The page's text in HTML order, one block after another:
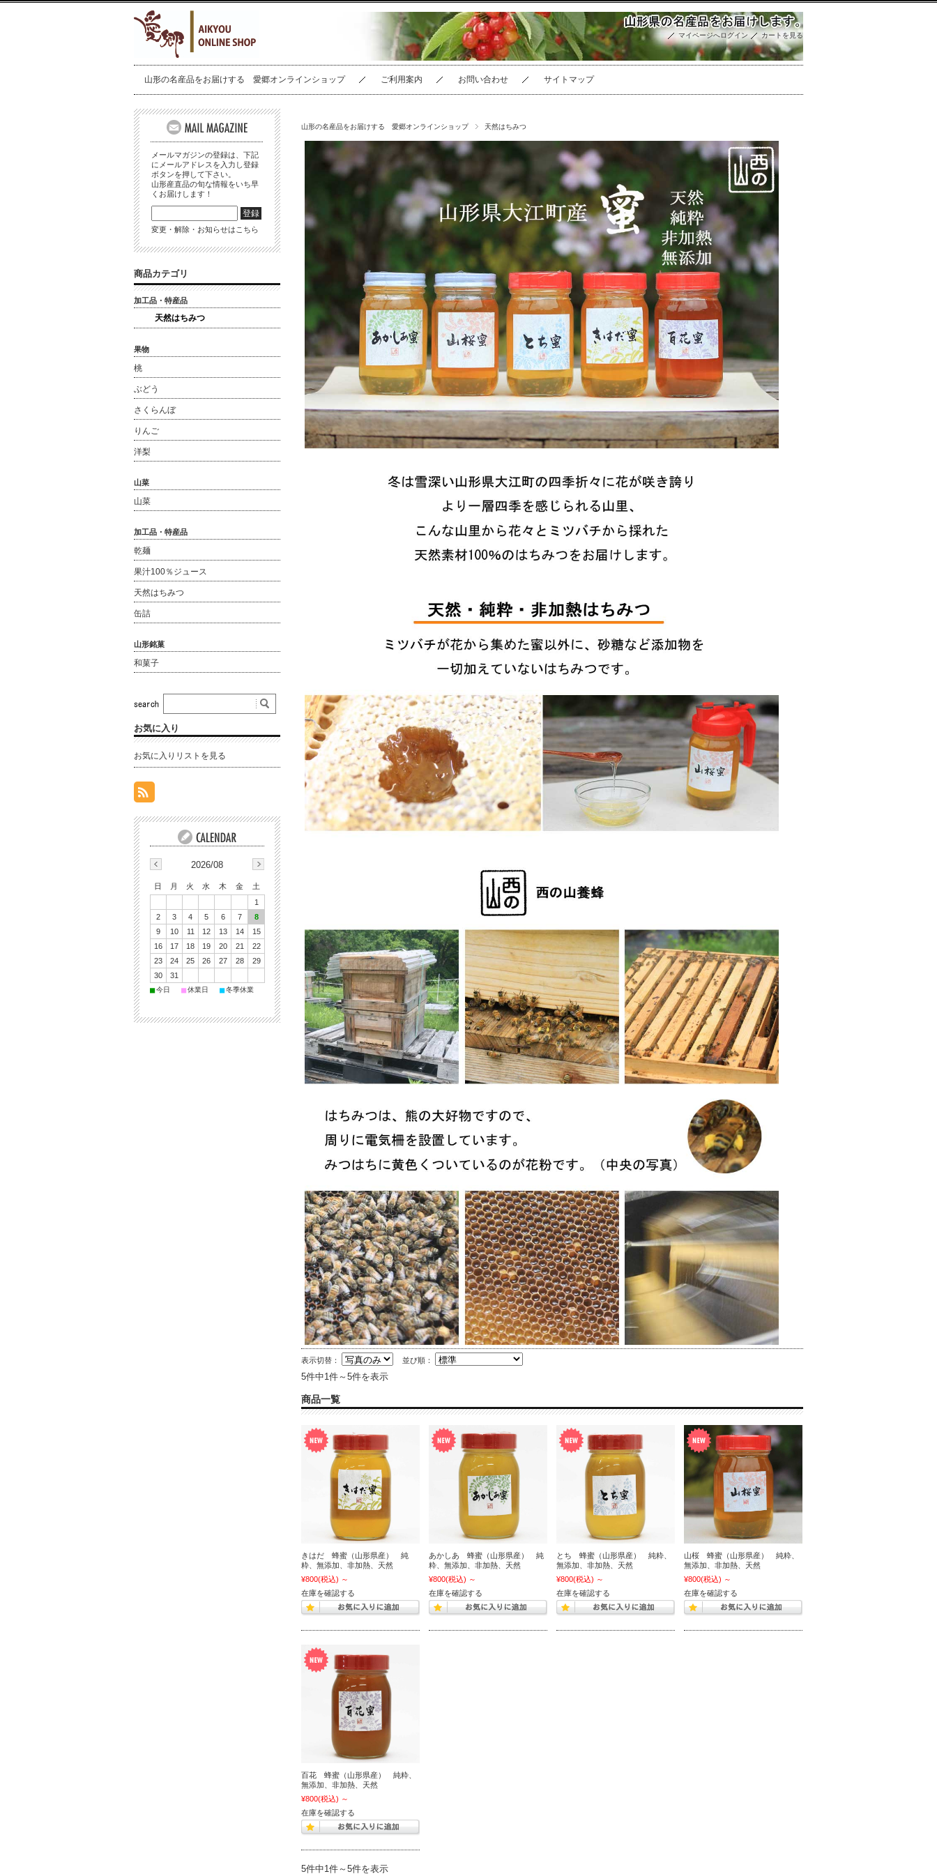
マイページへログイン カートを見る
山形の名産品をお届けする 愛郷オンラインショップ ご利用案内 お問い合わせ サイトマップ
山形の名産品をお届けする 愛郷オンラインショップ 天然はちみつ
表示切替： 並び順：
5件中1件～5件を表示
商品一覧
きはだ 蜂蜜（山形県産） 純
粋、無添加、非加熱、天然
¥800(税込) ～
在庫を確認する
あかしあ 蜂蜜（山形県産） 純
粋、無添加、非加熱、天然
¥800(税込) ～
在庫を確認する
とち 蜂蜜（山形県産） 純粋、
無添加、非加熱、天然
¥800(税込) ～
在庫を確認する
山桜 蜂蜜（山形県産） 純粋、
無添加、非加熱、天然
¥800(税込) ～
在庫を確認する
百花 蜂蜜（山形県産） 純粋、
無添加、非加熱、天然
¥800(税込) ～
在庫を確認する
5件中1件～5件を表示
メールマガジンの登録は、下記
にメールアドレスを入力し登録
ボタンを押して下さい。
山形産直品の旬な情報をいち早
くお届けします！
変更・解除・お知らせはこちら
商品カテゴリ
加工品・特産品
天然はちみつ
果物
桃
ぶどう
さくらんぼ
りんご
洋梨
山菜
山菜
加工品・特産品
乾麺
果汁100％ジュース
天然はちみつ
缶詰
山形銘菓
和菓子
お気に入り
お気に入りリストを見る
2026/08
日 月 火 水 木 金
土
1
2
3 4 5 6 7
8
9
10 11 12 13 14
15
16
17 18 19 20 21
22
23
24 25 26 27 28
29
30
31
■今日 ■休業日 ■冬季休業